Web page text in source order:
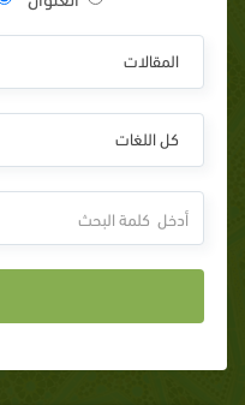
المقالات
كل اللغات